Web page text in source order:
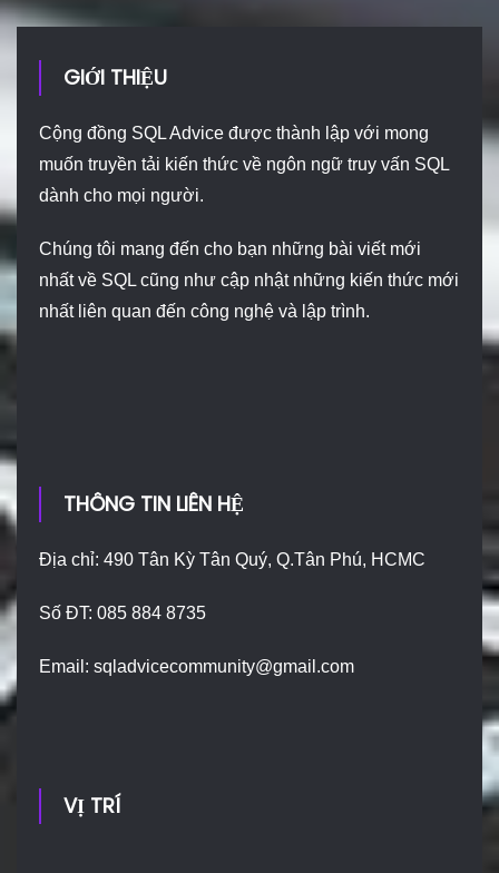
GIỚI THIỆU
Cộng đồng SQL Advice được thành lập với mong
muốn truyền tải kiến thức về ngôn ngữ truy vấn SQL
dành cho mọi người.
Chúng tôi mang đến cho bạn những bài viết mới
nhất về SQL cũng như cập nhật những kiến thức mới
nhất liên quan đến công nghệ và lập trình.
THÔNG TIN LIÊN HỆ
Địa chỉ: 490 Tân Kỳ Tân Quý, Q.Tân Phú, HCMC
Số ĐT: 085 884 8735
Email:sqladvicecommunity@gmail.com
VỊ TRÍ